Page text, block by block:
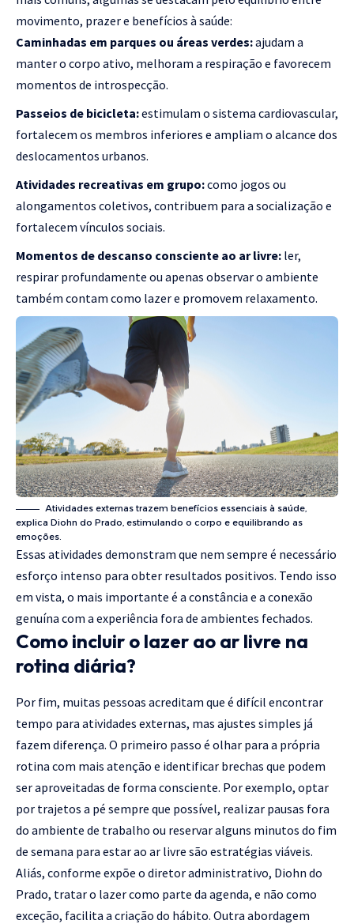
movimento, prazer e benefícios à saúde:
Caminhadas em parques ou áreas verdes:ajudam a
manter o corpo ativo, melhoram a respiração e favorecem
momentos de introspecção.
Passeios de bicicleta:estimulam o sistema cardiovascular,
fortalecem os membros inferiores e ampliam o alcance dos
deslocamentos urbanos.
Atividades recreativas em grupo:como jogos ou
alongamentos coletivos, contribuem para a socialização e
fortalecem vínculos sociais.
Momentos de descanso consciente ao ar livre: ler,
respirar profundamente ou apenas observar o ambiente
também contam como lazer e promovem relaxamento.
Atividades externas trazem benefícios essenciais à saúde,
explica Diohn do Prado, estimulando o corpo e equilibrando as
emoções.
Essas atividades demonstram que nem sempre é necessário
esforço intenso para obter resultados positivos. Tendo isso
em vista, o mais importante é a constância e a conexão
genuína com a experiência fora de ambientes fechados.
Como incluir o lazer ao ar livre na
rotina diária?
Por fim, muitas pessoas acreditam que é difícil encontrar
tempo para atividades externas, mas ajustes simples já
fazem diferença. O primeiro passo é olhar para a própria
rotina com mais atenção e identificar brechas que podem
ser aproveitadas de forma consciente. Por exemplo, optar
por trajetos a pé sempre que possível, realizar pausas fora
do ambiente de trabalho ou reservar alguns minutos do fim
de semana para estar ao ar livre são estratégias viáveis.
Aliás, conforme expõe o diretor administrativo, Diohn do
Prado, tratar o lazer como parte da agenda, e não como
exceção, facilita a criação do hábito. Outra abordagem